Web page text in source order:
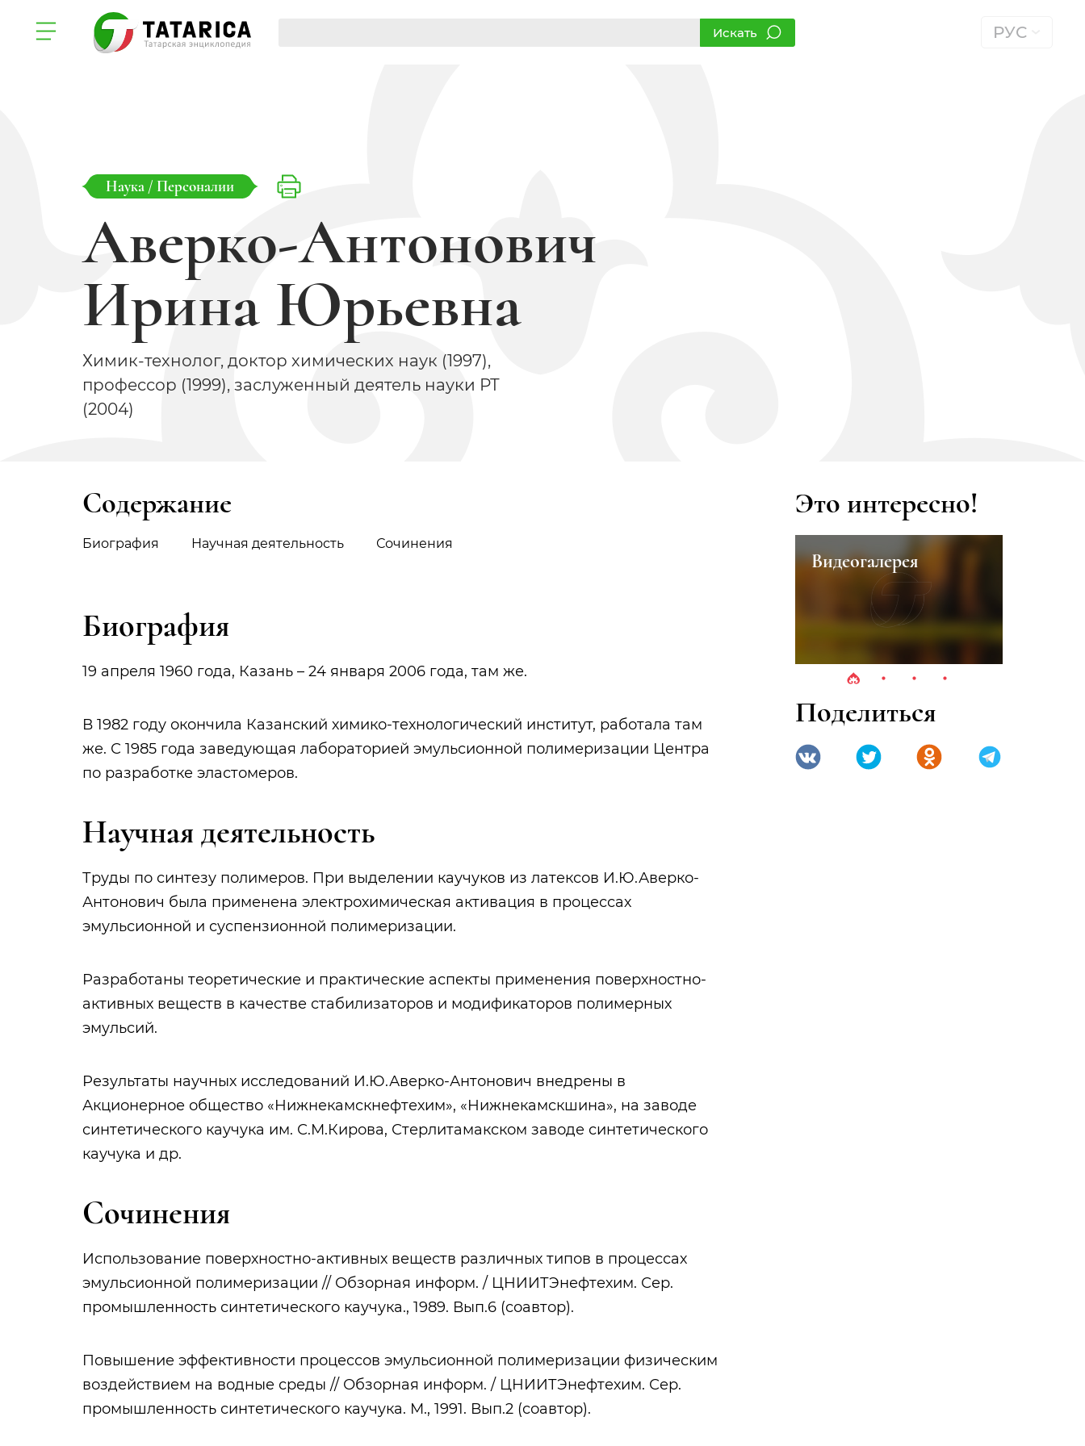
Искать РУС
Наука / Персоналии
Аверко-Антонович
Ирина Юрьевна
Химик-технолог, доктор химических наук (1997),
профессор (1999), заслуженный деятель науки РТ
(2004)
Содержание
Биография Научная деятельность Сочинения
Биография
19 апреля 1960 года, Казань – 24 января 2006 года, там же.
В 1982 году окончила Казанский химико-технологический институт, работала там
же. С 1985 года заведующая лабораторией эмульсионной полимеризации Центра
по разработке эластомеров.
Научная деятельность
Труды по синтезу полимеров. При выделении каучуков из латексов И.Ю.Аверко-
Антонович была применена электрохимическая активация в процессах
эмульсионной и суспензионной полимеризации.
Разработаны теоретические и практические аспекты применения поверхностно-
активных веществ в качестве стабилизаторов и модификаторов полимерных
эмульсий.
Результаты научных исследований И.Ю.Аверко-Антонович внедрены в
Акционерное общество «Нижнекамскнефтехим», «Нижнекамскшина», на заводе
синтетического каучука им. С.М.Кирова, Стерлитамакском заводе синтетического
каучука и др.
Сочинения
Использование поверхностно-активных веществ различных типов в процессах
эмульсионной полимеризации // Обзорная информ. / ЦНИИТЭнефтехим. Сер.
промышленность синтетического каучука., 1989. Вып.6 (соавтор).
Повышение эффективности процессов эмульсионной полимеризации физическим
воздействием на водные среды // Обзорная информ. / ЦНИИТЭнефтехим. Сер.
промышленность синтетического каучука. М., 1991. Вып.2 (соавтор).
Это интересно!
Видеогалерея Северный Хутор
Поделиться